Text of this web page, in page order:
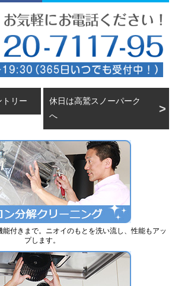
トリー
休日は高鷲スノーパーク
へ
付きまで。ニオイのもとを洗い流し、性能もアッ
プします。